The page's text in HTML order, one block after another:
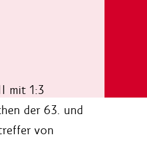
mit 1:3
der 63. und
von